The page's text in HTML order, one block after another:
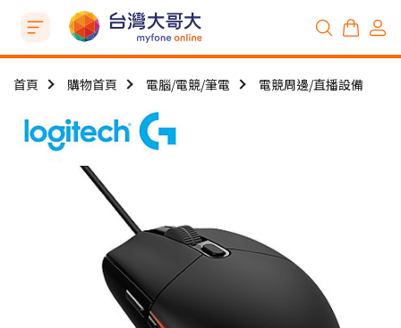
首頁 購物首頁 電腦/電競/筆電 電競周邊/直播設備